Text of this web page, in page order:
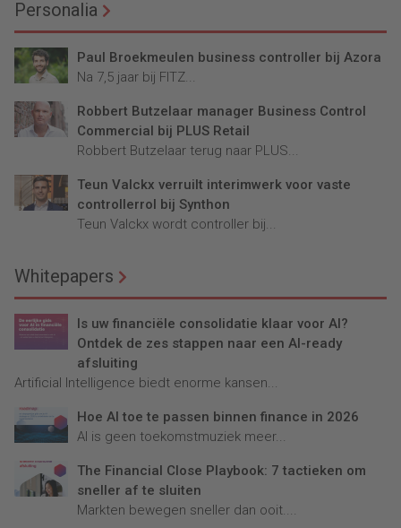
Personalia
Paul Broekmeulen business controller bij Azora
Na 7,5 jaar bij FITZ...
Robbert Butzelaar manager Business Control
Commercial bij PLUS Retail
Robbert Butzelaar terug naar PLUS...
Teun Valckx verruilt interimwerk voor vaste
controllerrol bij Synthon
Teun Valckx wordt controller bij...
Whitepapers
Is uw financiële consolidatie klaar voor AI?
Ontdek de zes stappen naar een AI-ready
afsluiting
Artificial Intelligence biedt enorme kansen...
Hoe AI toe te passen binnen finance in 2026
AI is geen toekomstmuziek meer...
The Financial Close Playbook: 7 tactieken om
sneller af te sluiten
Markten bewegen sneller dan ooit....